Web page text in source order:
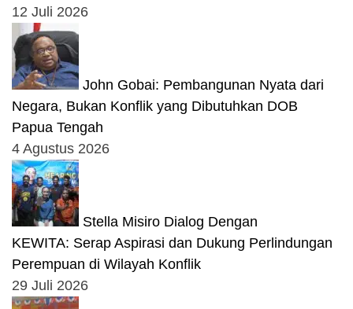
12 Juli 2026
John Gobai: Pembangunan Nyata dari
Negara, Bukan Konflik yang Dibutuhkan DOB
Papua Tengah
4 Agustus 2026
Stella Misiro Dialog Dengan
KEWITA: Serap Aspirasi dan Dukung Perlindungan
Perempuan di Wilayah Konflik
29 Juli 2026